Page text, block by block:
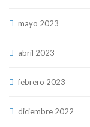
mayo 2023
abril 2023
febrero 2023
diciembre 2022